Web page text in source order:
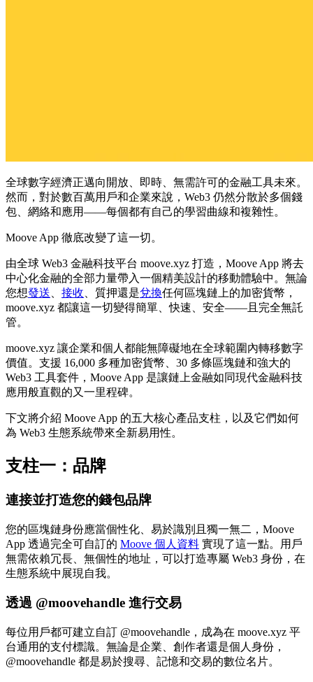
全球數字經濟正邁向開放、即時、無需許可的金融工具未來。
然而，對於數百萬用戶和企業來說，Web3 仍然分散於多個錢
包、網絡和應用——每個都有自己的學習曲線和複雜性。
Moove App 徹底改變了這一切。
由全球 Web3 金融科技平台 moove.xyz 打造，Moove App 將去
中心化金融的全部力量帶入一個精美設計的移動體驗中。無論
您想發送 接收 質押還是兌換任何區塊鏈上的加密貨幣，
moove.xyz 都讓這一切變得簡單、快速、安全——且完全無託
管。
moove.xyz 讓企業和個人都能無障礙地在全球範圍內轉移數字
價值。支援 16,000 多種加密貨幣、30 多條區塊鏈和強大的
Web3 工具套件，Moove App 是讓鏈上金融如同現代金融科技
應用般直觀的又一里程碑。
下文將介紹 Moove App 的五大核心產品支柱，以及它們如何
為 Web3 生態系統帶來全新易用性。
支柱一：品牌
連接並打造您的錢包品牌
您的區塊鏈身份應當個性化、易於識別且獨一無二，Moove
App 透過完全可自訂的 Moove 個人資料 實現了這一點。用戶
無需依賴冗長、無個性的地址，可以打造專屬 Web3 身份，在
生態系統中展現自我。
透過 @moovehandle 進行交易
每位用戶都可建立自訂 @moovehandle，成為在 moove.xyz 平
台通用的支付標識。無論是企業、創作者還是個人身份，
@moovehandle 都是易於搜尋、記憶和交易的數位名片。